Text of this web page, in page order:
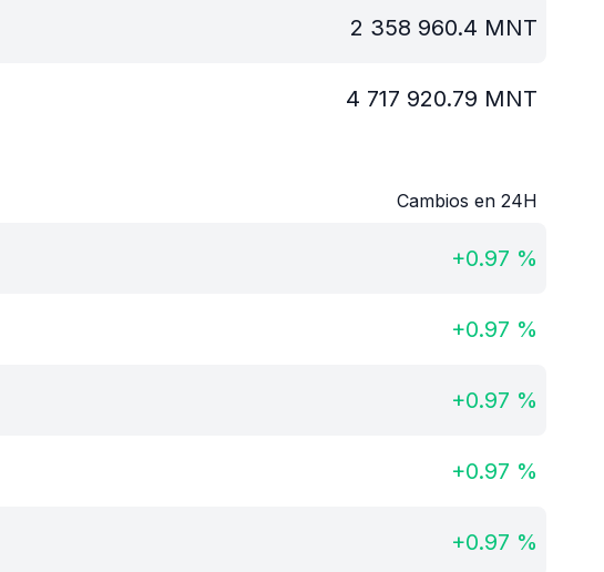
2 358 960.4 MNT
4 717 920.79 MNT
Cambios en 24H
+0.97 %
+0.97 %
+0.97 %
+0.97 %
+0.97 %